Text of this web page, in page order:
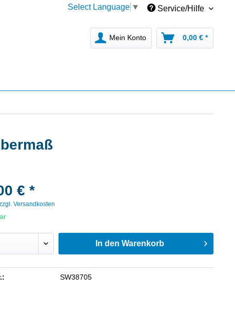
Select Language ▼ Service/Hilfe
Mein Konto 0,00 € *
€ *
Versandkosten
In den Warenkorb
SW38705